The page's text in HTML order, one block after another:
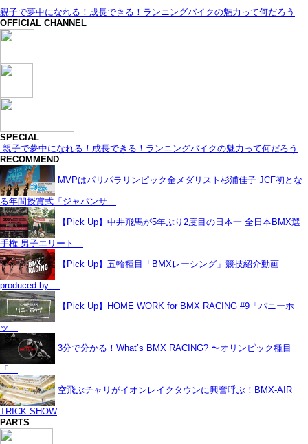
親子で夢中になれる！成長できる！ランニングバイクの魅力って何だろう
OFFICIAL CHANNEL
SPECIAL
親子で夢中になれる！成長できる！ランニングバイクの魅力って何だろう
RECOMMEND
MVPはパリパラリンピック金メダリスト杉浦佳子 JCF初とな
る年間授賞式「ジャパンサ…
【Pick Up】中井飛馬が5年ぶり2度目の日本一 全日本BMX選
手権 男子エリート…
【Pick Up】五輪種目「BMXレーシング」競技紹介動画
produced by …
【Pick Up】HOME WORK for BMX RACING #9「バニーホ
ッ…
3分で分かる！What’s BMX RACING? 〜オリンピック種目
「…
空飛ぶチャリがイオンレイクタウンに興奮呼ぶ！BMX-AIR
TRICK SHOW
PARTS